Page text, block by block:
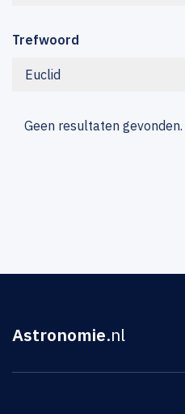
Trefwoord
Euclid
Geen resultaten gevonden.
Astronomie.nl